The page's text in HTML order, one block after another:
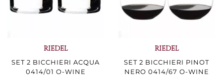
RIEDEL
SET 2 BICCHIERI ACQUA
0414/01 O-WINE
RIEDEL
SET 2 BICCHIERI PINOT
NERO 0414/67 O-WINE